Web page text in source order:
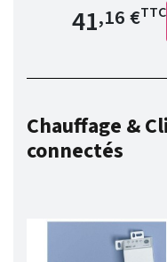
Prix de base
41,16 €TTC
Chauffage &
connectés